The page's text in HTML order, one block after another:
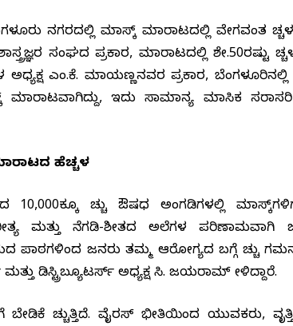
ನಗರದಲ್ಲಿ ಮಾಸ್ಕ್ ಮಾರಾಟದಲ್ಲಿ ವೇಗವಂತ ಹೆಚ್ಚಳ
ಸಂಘದ ಪ್ರಕಾರ, ಮಾರಾಟದಲ್ಲಿ ಶೇ.50ರಷ್ಟು
ಅಧ್ಯಕ್ಷ ಎಂ.ಕೆ. ಮಾಯಣ್ಣನವರ ಪ್ರಕಾರ,
ಮಾರಾಟವಾಗಿದ್ದು, ಇದು ಸಾಮಾನ್ಯ ಮಾಸಿಕ
ಹೆಚ್ಚಳ
10,000ಕ್ಕೂ ಹೆಚ್ಚು ಔಷಧ ಅಂಗಡಿಗಳಲ್ಲಿ
ಮತ್ತು ನೆಗಡಿ-ಶೀತದ ಅಲೆಗಳ ಪರಿಣಾಮವಾಗಿ
ಜನರು ತಮ್ಮ ಆರೋಗ್ಯದ ಬಗ್ಗೆ ಹೆಚ್ಚು ಗಮನ
ಡಿಸ್ಟ್ರಿಬ್ಯೂಟರ್ಸ್ ಅಧ್ಯಕ್ಷ ಸಿ. ಜಯರಾಮ್ ಹೇಳಿದ್ದಾರೆ.
ಹೆಚ್ಚುತ್ತಿದೆ. ವೈರಸ್ ಭೀತಿಯಿಂದ ಯುವಕರು,